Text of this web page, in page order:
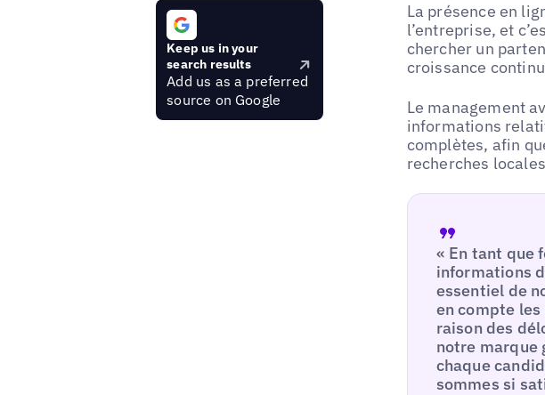
Keep us in your
search results
Add us as a preferred
source on Google
La présence en
l’entreprise, et
chercher un
croissance
Le management
informations
complètes, afin
recherches
« En tant que
informations
essentiel de
en compte
raison des
notre marque
chaque
sommes si